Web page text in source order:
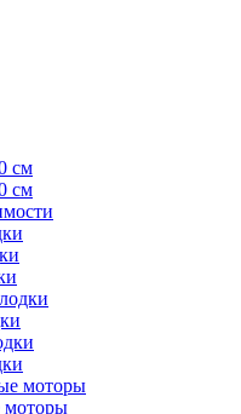
см
см
моторы
моторы